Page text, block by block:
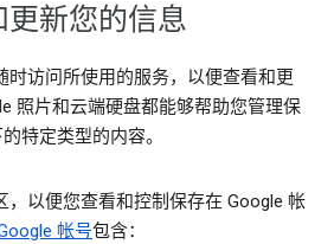
新您的信息
时访问所使用的服务，以便查看和更
照片和云端硬盘都能够帮助您管理保
特定类型的内容。
，以便您查看和控制保存在 Google 帐
帐号包含：